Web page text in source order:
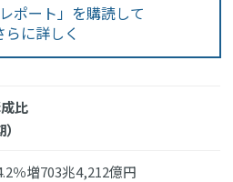
ポート」を購読して
らに詳しく
比
％増703兆4,212億円